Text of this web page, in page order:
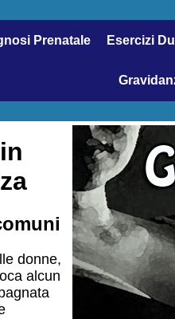
Prenatale Esercizi
donne,
alcun